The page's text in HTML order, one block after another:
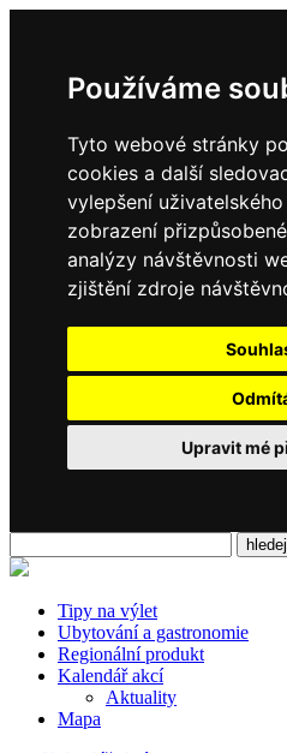
Používáme
Tyto webové stránky
cookies a další
vylepšení
zobrazení
analýzy návštěvnosti
zjištění zdroje
Upravit mé
Tipy na výlet
Ubytování a gastronomie
Regionální produkt
Kalendář akcí
Aktuality
Mapa